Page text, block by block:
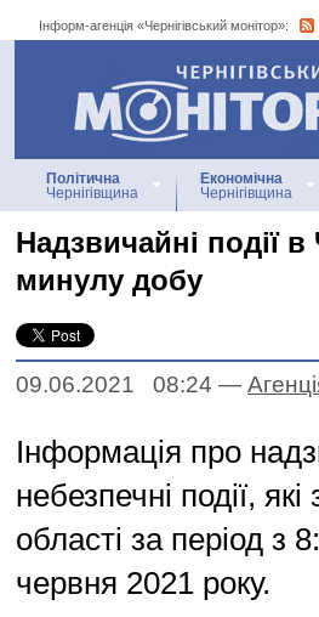
Інформ-агенція «Чернігівський монітор»:
Інформ-агенція
«Чернігівський
Політична
Чернігівщина
Економічна
Чернігівщина
Надзвичайні події в
минулу добу
09.06.2021 08:24 —
Інформація про
небезпечні події,
області за період з
червня 2021 року.